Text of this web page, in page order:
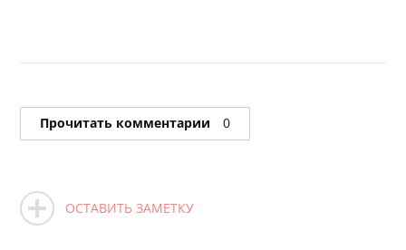
Прочитать комментарии 0
ОСТАВИТЬ ЗАМЕТКУ